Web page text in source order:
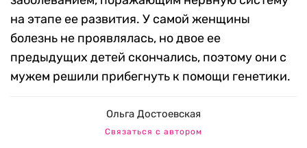
на этапе ее развития. У самой женщины
болезнь не проявлялась, но двое ее
предыдущих детей скончались, поэтому они с
мужем решили прибегнуть к помощи генетики.
Ольга Достоевская
Связаться с автором